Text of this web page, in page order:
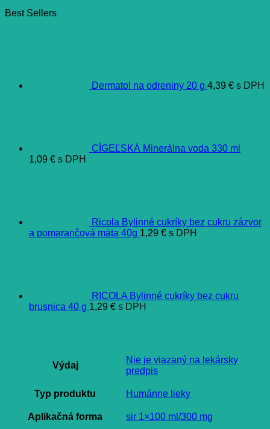
Best Sellers
Dermatol na odreniny 20 g 4,39 € s DPH
CÍGEĽSKÁ Minerálna voda 330 ml
1,09 € s DPH
Ricola Bylinné cukríky bez cukru zázvor
a pomarančová mäta 40g 1,29 € s DPH
RICOLA Bylinné cukríky bez cukru
brusnica 40 g 1,29 € s DPH
Výdaj
Nie je viazaný na lekársky
predpis
Typ produktu Humánne lieky
Aplikačná forma
sir 1×100 ml/300 mg